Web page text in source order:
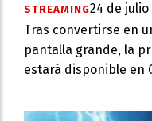
STREAMING24 de julio
Tras convertirse en
pantalla grande, la
estará disponible en